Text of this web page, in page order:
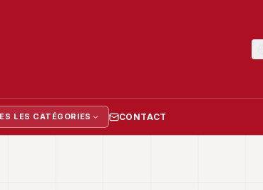
LES CATÉGORIES CONTACT